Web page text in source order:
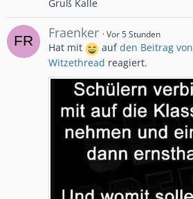
Gruß Kalle
Fraenker Vor 5 Stunden
Hat mit aufden Beitrag von
Witzethread reagiert.